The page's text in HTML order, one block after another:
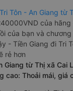
Tôn - An Giang từ
của
của bạn và
- Tiền Giang đi Tri
rẻ hơn
Giang từ Thị xã Cai
cao: Thoải mái, giá